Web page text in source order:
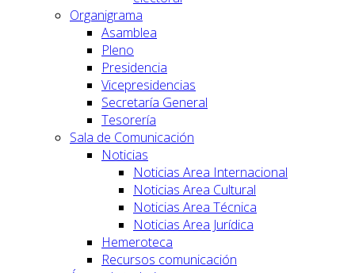
Organigrama
Asamblea
Pleno
Presidencia
Vicepresidencias
Secretaría General
Tesorería
Sala de Comunicación
Noticias
Noticias Area Internacional
Noticias Area Cultural
Noticias Area Técnica
Noticias Area Jurídica
Hemeroteca
Recursos comunicación